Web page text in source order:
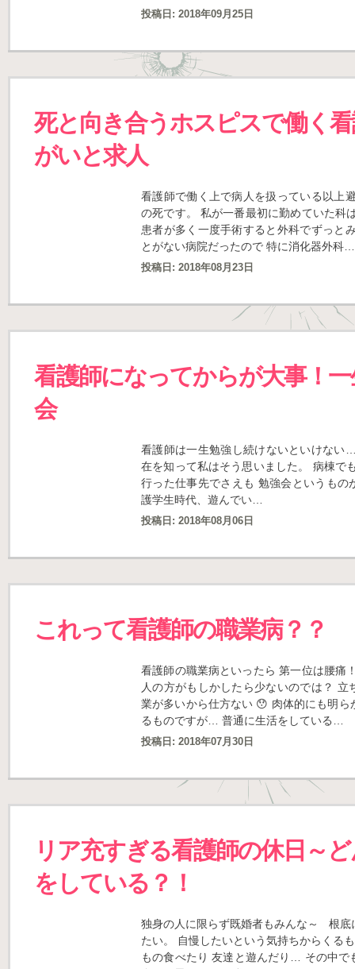
投稿日: 2018年09月25日
死と向き合うホスピスで働く
がいと求人
看護師で働く上で病人を扱っている以上
の死です。 私が一番最初に勤めていた科
患者が多く一度手術すると外科でずっと
とがない病院だったので 特に消化器外科…
投稿日: 2018年08月23日
看護師になってからが大事！
会
看護師は一生勉強し続けないといけない
在を知って私はそう思いました。 病棟で
行った仕事先でさえも 勉強会というも
護学生時代、遊んでい…
投稿日: 2018年08月06日
これって看護師の職業病？？
看護師の職業病といったら 第一位は腰痛
人の方がもしかしたら少ないのでは？ 立
業が多いから仕方ない 😯 肉体的にも明ら
るものですが… 普通に生活をしている…
投稿日: 2018年07月30日
リア充すぎる看護師の休日～
をしている？！
独身の人に限らず既婚者もみんな～ 根底
たい。 自慢したいという気持ちからくる
もの食べたり 友達と遊んだり… その中で